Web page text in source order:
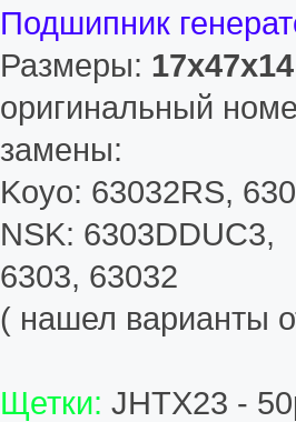
Подшипник
Размеры:
оригинальный
замены:
Koyo: 63032RS,
NSK: 6303DDUC3,
6303, 63032
( нашел варианты
Щетки: JHTX23 -